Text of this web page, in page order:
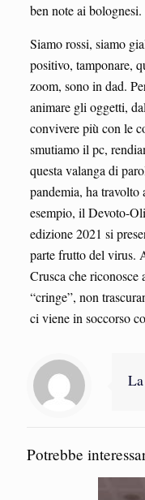
ben note ai bolognesi.
Siamo rossi, siamo
positivo, tamponare,
zoom, sono in dad.
animare gli oggetti,
convivere più con le
smutiamo il pc,
questa valanga di
pandemia, ha
esempio, il Devoto-
edizione 2021 si
parte frutto del virus.
Crusca che riconosce
“cringe”, non
ci viene in soccorso
Potrebbe